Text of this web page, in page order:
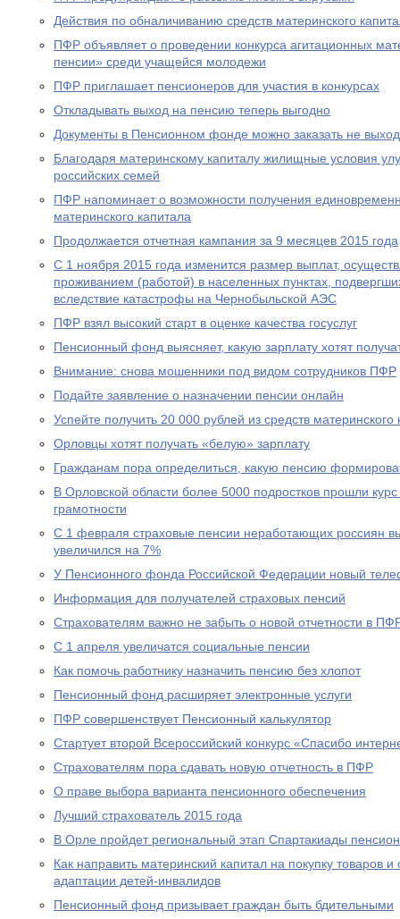
Действия по обналичиванию средств материнского
ПФР объявляет о проведении конкурса агитационных
пенсии» среди учащейся молодежи
ПФР приглашает пенсионеров для участия в конкурсах
Откладывать выход на пенсию теперь выгодно
Документы в Пенсионном фонде можно заказать не
Благодаря материнскому капиталу жилищные условия
российских семей
ПФР напоминает о возможности получения
материнского капитала
Продолжается отчетная кампания за 9 месяцев 2015 года
С 1 ноября 2015 года изменится размер выплат,
проживанием (работой) в населенных пунктах,
вследствие катастрофы на Чернобыльской АЭС
ПФР взял высокий старт в оценке качества госуслуг
Пенсионный фонд выясняет, какую зарплату хотят
Внимание: снова мошенники под видом сотрудников ПФР
Подайте заявление о назначении пенсии онлайн
Успейте получить 20 000 рублей из средств материнского
Орловцы хотят получать «белую» зарплату
Гражданам пора определиться, какую пенсию
В Орловской области более 5000 подростков прошли
грамотности
С 1 февраля страховые пенсии неработающих россиян
увеличился на 7%
У Пенсионного фонда Российской Федерации новый
Информация для получателей страховых пенсий
Страхователям важно не забыть о новой отчетности в
С 1 апреля увеличатся социальные пенсии
Как помочь работнику назначить пенсию без хлопот
Пенсионный фонд расширяет электронные услуги
ПФР совершенствует Пенсионный калькулятор
Стартует второй Всероссийский конкурс «Спасибо
Страхователям пора сдавать новую отчетность в ПФР
О праве выбора варианта пенсионного обеспечения
Лучший страхователь 2015 года
В Орле пройдет региональный этап Спартакиады
Как направить материнский капитал на покупку товаров
адаптации детей-инвалидов
Пенсионный фонд призывает граждан быть бдительными